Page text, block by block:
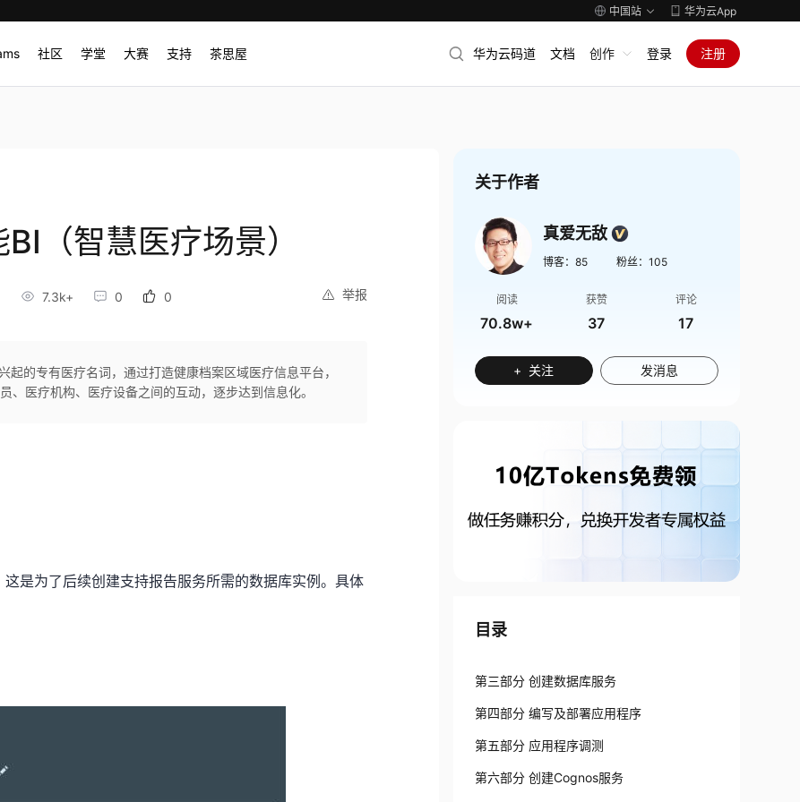
中国站 华为云App
社区 学堂 大赛 支持 茶思屋 华为云码道 文档 创作 登录 注册
（智慧医疗场景）
举报
7.3k+ 0 0
起的专有医疗名词，通过打造健康档案区域医疗信息平台，
、医疗机构、医疗设备之间的互动，逐步达到信息化。
是为了后续创建支持报告服务所需的数据库实例。具体
关于作者
真爱无敌
博客： 85 粉丝： 105
阅读
70.8w+
获赞
37
评论
17
+ 关注 发消息
目录
第三部分 创建数据库服务
第四部分 编写及部署应用程序
第五部分 应用程序调测
第六部分 创建Cognos服务